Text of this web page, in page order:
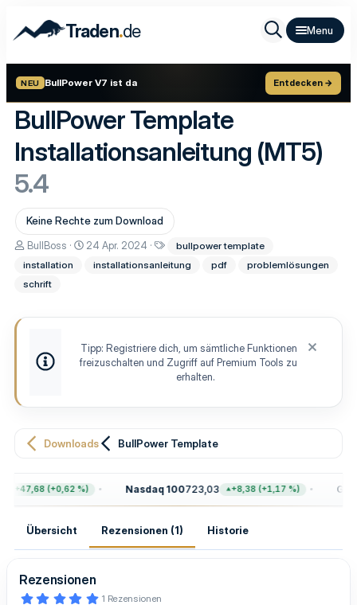
Traden.de
NEU BullPower V7 ist da Entdecken →
BullPower Template
Installationsanleitung (MT5)
5.4
Keine Rechte zum Download
A
t
o
BullBoss
D
r
t
e
n
24 Apr. 2024
h
w
r
t
e
bullpower template
installation
installationsanleitung pdf
problemlösungen
schrift
Tipp: Registriere dich, um sämtliche Funktionen
freizuschalten und Zugriff auf Premium Tools zu
erhalten.
Downloads BullPower Template
+47,68 (+0,62 %) Nasdaq 100723,03 +8,38 (+1,17 %) Gold
Übersicht Rezensionen (1) Historie
Rezensionen
51 Rezensionen